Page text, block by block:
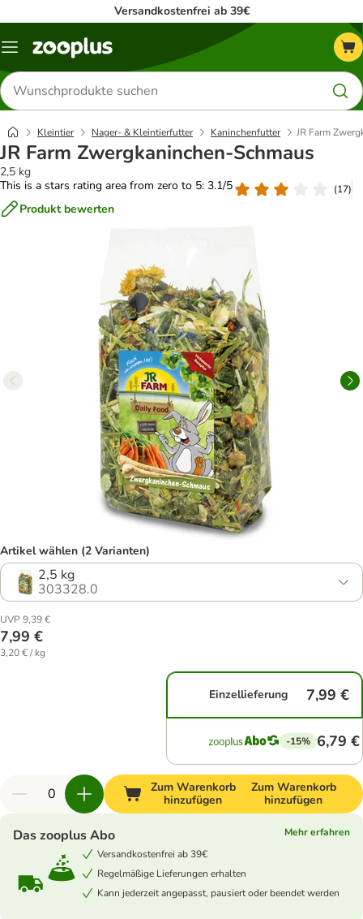
Versandkostenfrei ab 39€
Menü
Produkte
suchen
Kleintier Nager- & Kleintierfutter Kaninchenfutter JR Farm
JR Farm Zwergkaninchen-Schmaus
2,5 kg
This is a stars rating area from zero to 5: 3.1/5
(17)
Produkt bewerten
Artikel wählen (2 Varianten)
2,5 kg
303328.0
UVP 9,39 €
7,99 €
3,20 € / kg
Einzellieferung 7,99 €
-15% 6,79 €
Zum Warenkorb
hinzufügen
Zum Warenkorb
hinzufügen
Das zooplus Abo
Mehr erfahren
Versandkostenfrei ab 39€
Regelmäßige Lieferungen erhalten
Kann jederzeit angepasst, pausiert oder beendet werden